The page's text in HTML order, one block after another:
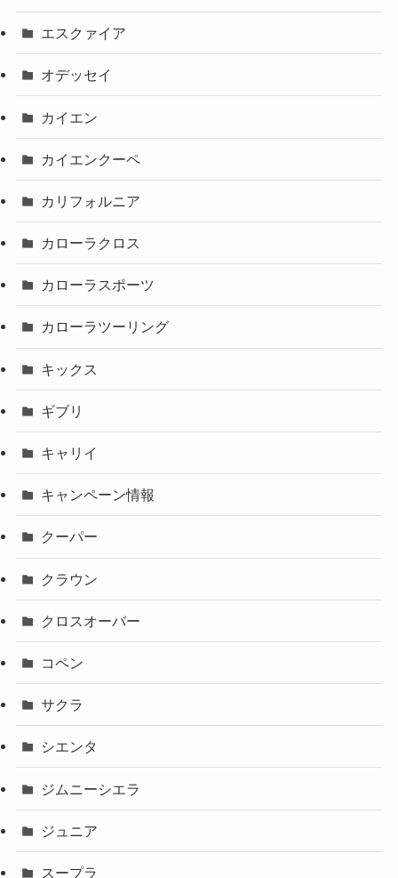
エスクァイア
オデッセイ
カイエン
カイエンクーペ
カリフォルニア
カローラクロス
カローラスポーツ
カローラツーリング
キックス
ギブリ
キャリイ
キャンペーン情報
クーパー
クラウン
クロスオーバー
コペン
サクラ
シエンタ
ジムニーシエラ
ジュニア
スープラ